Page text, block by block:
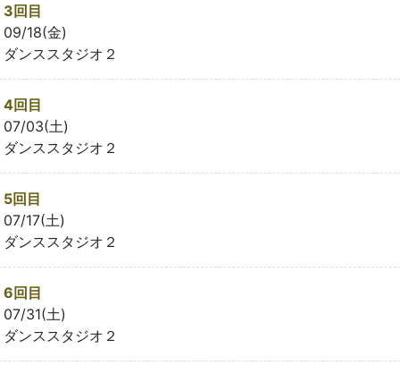
3回目
09/18(金)
ダンススタジオ２
4回目
07/03(土)
ダンススタジオ２
5回目
07/17(土)
ダンススタジオ２
6回目
07/31(土)
ダンススタジオ２